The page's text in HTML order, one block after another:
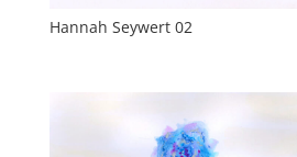
Hannah Seywert 02